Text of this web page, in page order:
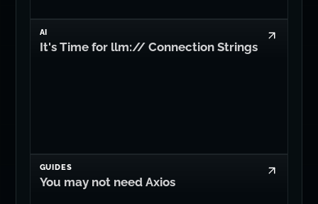
AI
It's Time for llm:// Connection Strings
GUIDES
You may not need Axios